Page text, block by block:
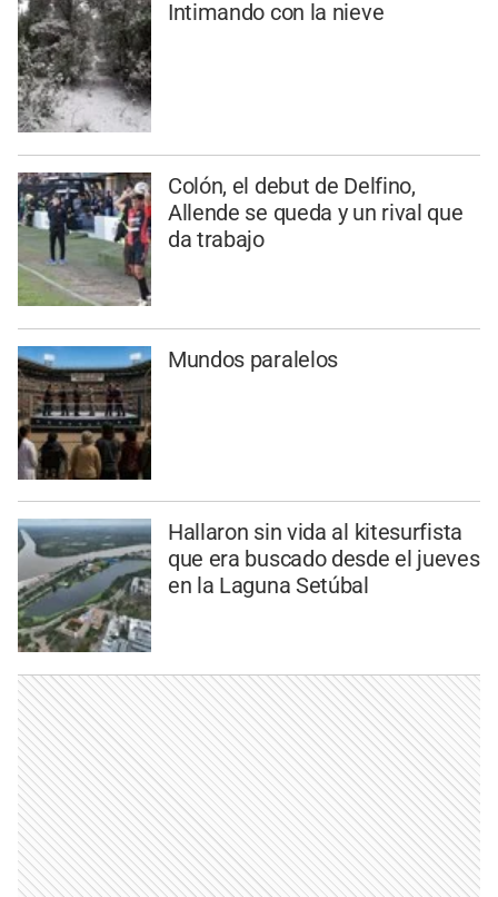
Intimando con la nieve
Colón, el debut de Delfino,
Allende se queda y un rival que
da trabajo
Mundos paralelos
Hallaron sin vida al kitesurfista
que era buscado desde el jueves
en la Laguna Setúbal